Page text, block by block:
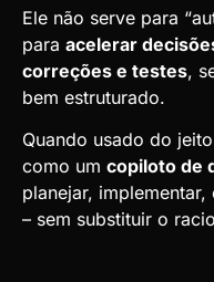
Ele não serve para
para acelerar
correções e testes,
bem estruturado.
Quando usado do
como um copiloto de
planejar,
– sem substituir o